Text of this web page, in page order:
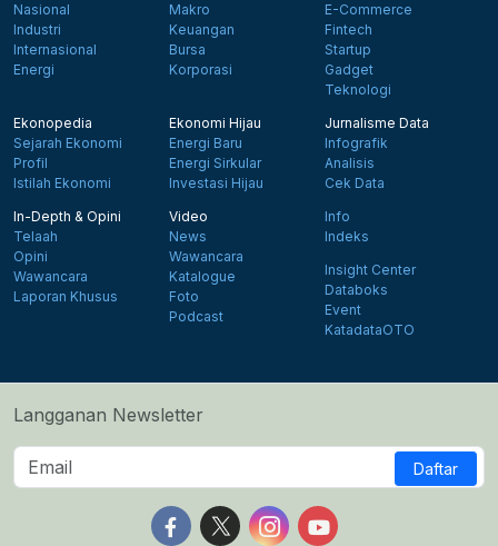
Nasional
Industri
Internasional
Energi
Makro
Keuangan
Bursa
Korporasi
E-Commerce
Fintech
Startup
Gadget
Teknologi
Ekonopedia
Sejarah Ekonomi
Profil
Istilah Ekonomi
Ekonomi Hijau
Energi Baru
Energi Sirkular
Investasi Hijau
Jurnalisme Data
Infografik
Analisis
Cek Data
In-Depth & Opini
Telaah
Opini
Wawancara
Laporan Khusus
Video
News
Wawancara
Katalogue
Foto
Podcast
Info
Indeks
Insight Center
Databoks
Event
KatadataOTO
Langganan Newsletter
Daftar
Follow us on Facebook
Follow us on X
Follow us on Instagram
Follow us on